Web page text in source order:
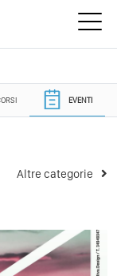
EVENTI
Altre categorie